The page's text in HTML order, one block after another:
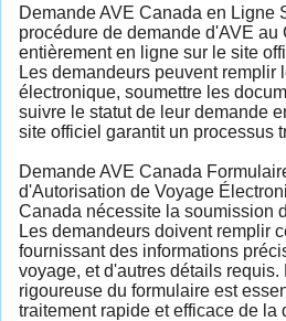
Demande AVE Canada en Ligne
procédure de demande d'AVE au
entièrement en ligne sur le site
Les demandeurs peuvent remplir
électronique, soumettre les
suivre le statut de leur demande
site officiel garantit un processus
Demande AVE Canada
d'Autorisation de Voyage
Canada nécessite la soumission
Les demandeurs doivent remplir
fournissant des informations
voyage, et d'autres détails requis.
rigoureuse du formulaire est
traitement rapide et efficace de la